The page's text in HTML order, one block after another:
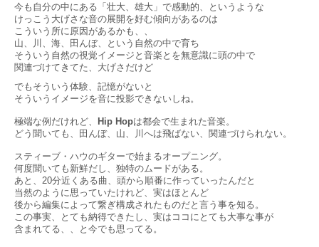
今も自分の中にある「壮大、雄大」で感動的、というような
けっこう大げさな音の展開を好む傾向があるのは
こういう所に原因があるかも、、
山、川、海、田んぼ、という自然の中で育ち
そういう自然の視覚イメージと音楽とを無意識に頭の中で
関連づけてきてた、大げさだけど
でもそういう体験、記憶がないと
そういうイメージを音に投影できないしね。
極端な例だけれど、 Hip Hopは都会で生まれた音楽。
どう聞いても、田んぼ、山、川へは飛ばない、関連づけられない。
スティーブ・ハウのギターで始まるオープニング。
何度聞いても新鮮だし、独特のムードがある。
あと、20分近くある曲、頭から順番に作っていったんだと
当然のように思っていたけれど、実はほとんど
後から編集によって繋ぎ構成されたものだと言う事を知る。
この事実、とても納得できたし、実はココにとても大事な事が
含まれてる、、と今でも思ってる。